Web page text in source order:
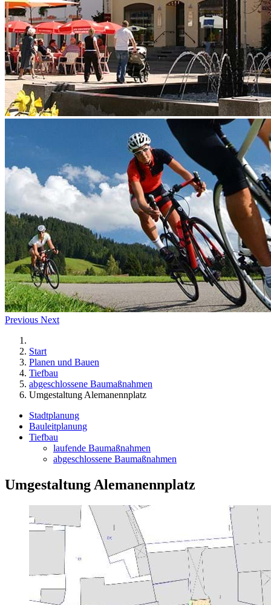
Previous Next
Start
Planen und Bauen
Tiefbau
abgeschlossene Baumaßnahmen
Umgestaltung Alemanennplatz
Stadtplanung
Bauleitplanung
Tiefbau
laufende Baumaßnahmen
abgeschlossene Baumaßnahmen
Umgestaltung Alemanennplatz